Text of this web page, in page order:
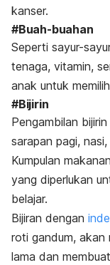
kanser.
#Buah-buahan
Seperti sayur-
tenaga, vitamin,
anak untuk
#Bijirin
Pengambilan
sarapan pagi,
Kumpulan
yang diperlukan
belajar.
Bijiran dengan
roti gandum, akan
lama dan